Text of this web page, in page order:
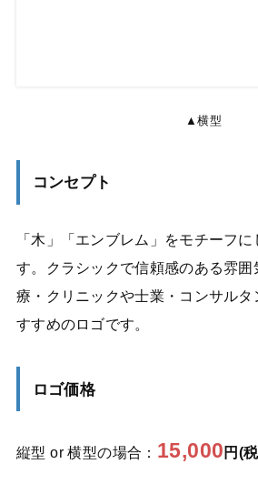
▲横型
コンセプト
「木」「エンブレム」をモチーフ
す。クラシックで信頼感のある雰
療・クリニックや士業・コンサル
すすめのロゴです。
ロゴ価格
縦型 or 横型の場合： 15,000 円(